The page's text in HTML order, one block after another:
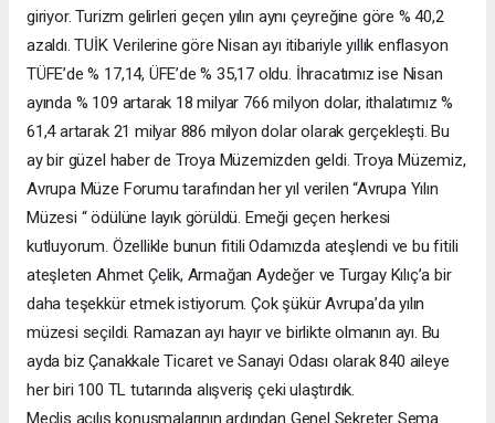
giriyor. Turizm gelirleri geçen yılın aynı çeyreğine göre % 40,2
azaldı. TUİK Verilerine göre Nisan ayı itibariyle yıllık enflasyon
TÜFE’de % 17,14, ÜFE’de % 35,17 oldu. İhracatımız ise Nisan
ayında % 109 artarak 18 milyar 766 milyon dolar, ithalatımız %
61,4 artarak 21 milyar 886 milyon dolar olarak gerçekleşti. Bu
ay bir güzel haber de Troya Müzemizden geldi. Troya Müzemiz,
Avrupa Müze Forumu tarafından her yıl verilen “Avrupa Yılın
Müzesi “ ödülüne layık görüldü. Emeği geçen herkesi
kutluyorum. Özellikle bunun fitili Odamızda ateşlendi ve bu fitili
ateşleten Ahmet Çelik, Armağan Aydeğer ve Turgay Kılıç’a bir
daha teşekkür etmek istiyorum. Çok şükür Avrupa’da yılın
müzesi seçildi. Ramazan ayı hayır ve birlikte olmanın ayı. Bu
ayda biz Çanakkale Ticaret ve Sanayi Odası olarak 840 aileye
her biri 100 TL tutarında alışveriş çeki ulaştırdık.
Meclis açılış konuşmalarının ardından Genel Sekreter Sema